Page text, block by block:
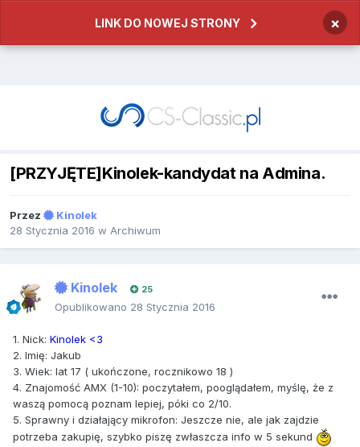
LINK DO NOWEJ STRONY ×
[PRZYJĘTE]Kinolek-kandydat na Admina.
Przez
Kinolek
28 Stycznia 2016 w Archiwum
Kinolek 25
Opublikowano 28 Stycznia 2016
1. Nick: Kinolek <3
2. Imię: Jakub
3. Wiek: lat 17 ( ukończone, rocznikowo 18 )
4. Znajomość AMX (1-10): poczytałem, pooglądałem, myślę, że z
waszą pomocą poznam lepiej, póki co 2/10.
5. Sprawny i działający mikrofon: Jeszcze nie, ale jak zajdzie
potrzeba zakupię, szybko piszę zwłaszcza info w 5 sekund